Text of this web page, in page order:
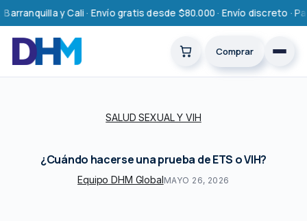
Saltar
al
contenido
y Cali · Envío gratis desde $80.000 · Envío discreto ·
Comprar
SALUD SEXUAL Y VIH
¿Cuándo hacerse una prueba de ETS o VIH?
Equipo DHM GlobalMAYO 26, 2026